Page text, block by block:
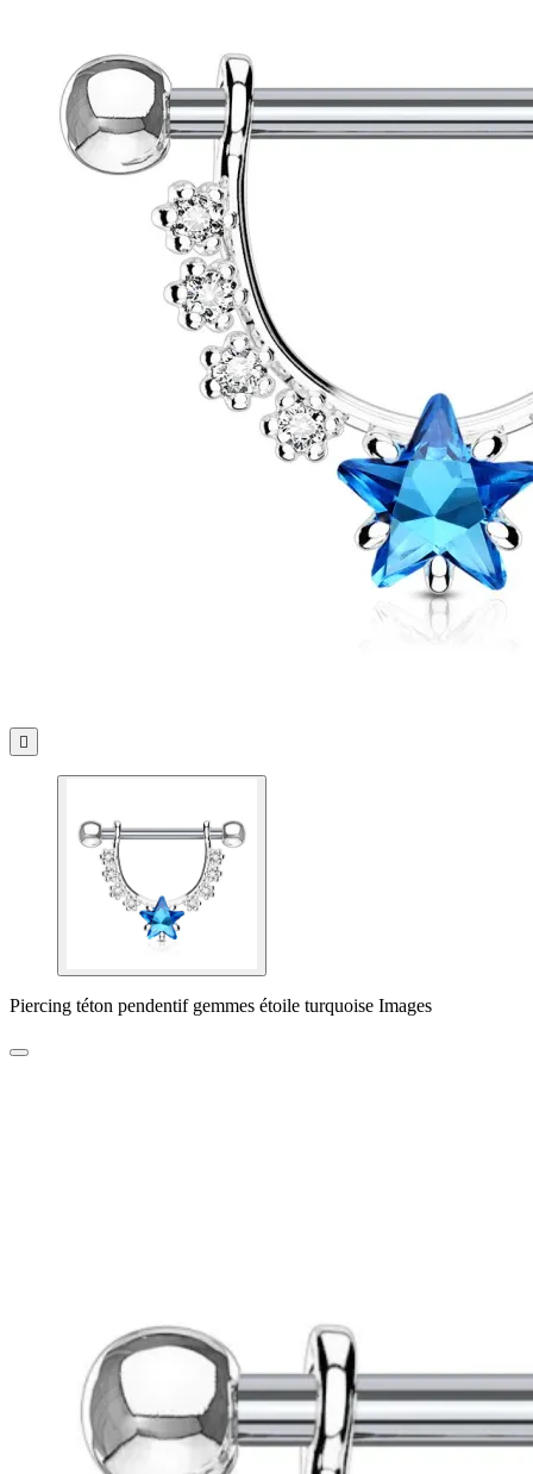

Piercing téton pendentif gemmes étoile turquoise Images